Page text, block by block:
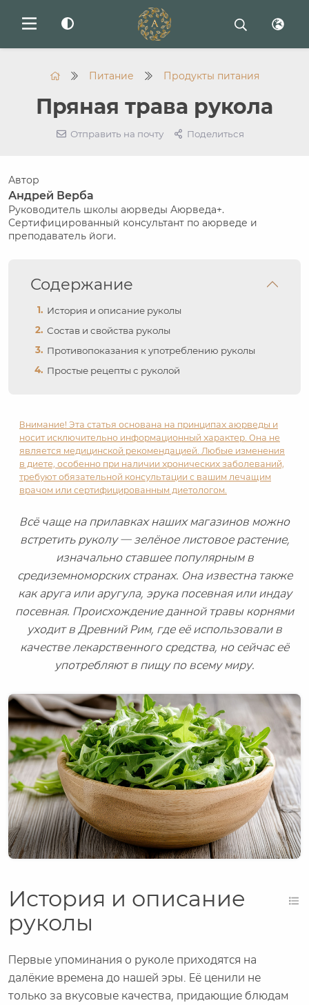
Питание Продукты питания
Пряная трава рукола
Отправить на почту Поделиться
Автор
Андрей Верба
Руководитель школы аюрведы Аюрведа+.
Сертифицированный консультант по аюрведе и
преподаватель йоги.
Содержание
История и описание руколы
Состав и свойства руколы
Противопоказания к употреблению руколы
Простые рецепты с руколой
Внимание! Эта статья основана на принципах аюрведы и
носит исключительно информационный характер. Она не
является медицинской рекомендацией. Любые изменения
в диете, особенно при наличии хронических заболеваний,
требуют обязательной консультации с вашим лечащим
врачом или сертифицированным диетологом.
Всё чаще на прилавках наших магазинов можно
встретить руколу — зелёное листовое растение,
изначально ставшее популярным в
средиземноморских странах. Она известна также
как аруга или аругула, эрука посевная или индау
посевная. Происхождение данной травы корнями
уходит в Древний Рим, где её использовали в
качестве лекарственного средства, но сейчас её
употребляют в пищу по всему миру.
История и описание
руколы
Первые упоминания о руколе приходятся на
далёкие времена до нашей эры. Её ценили не
только за вкусовые качества, придающие блюдам